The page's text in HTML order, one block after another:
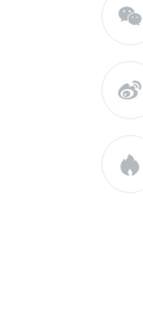


